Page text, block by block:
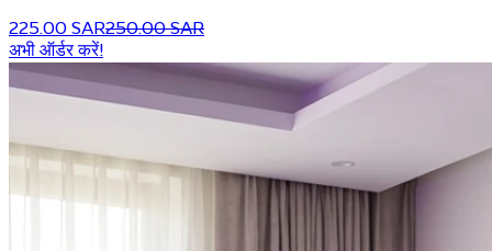
225.00 SAR250.00 SAR
अभी ऑर्डर करें!